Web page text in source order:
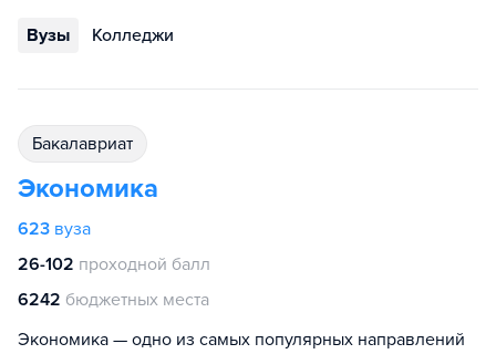
Вузы Колледжи
бакалавриат
Экономика
623 вуза
26-102 проходной балл
6242 бюджетных места
Экономика — одно из самых популярных направлений